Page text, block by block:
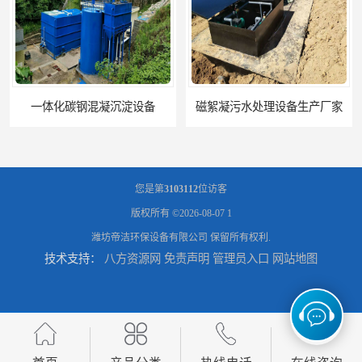
一体化碳钢混凝沉淀设备 磁絮凝污水处理设备生产厂家
一体化絮凝沉淀池 混凝土搅拌站絮凝沉淀污水处理设备
您是第3103112位访客
版权所有 ©2026-08-07 1
潍坊帝洁环保设备有限公司 保留所有权利.
技术支持： 八方资源网 免责声明 管理员入口 网站地图